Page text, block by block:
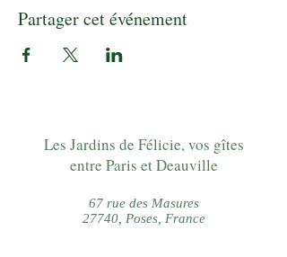
Partager cet événement
Les Jardins de Félicie, vos gîtes
entre Paris et Deauville
67 rue des Masures
27740, Poses, France